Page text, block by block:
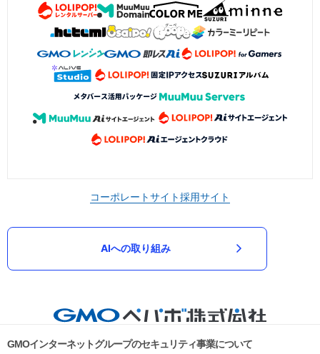
コーポレートサイト採用サイト
AIへの取り組み
GMOインターネットグループのセキュリティ事業について